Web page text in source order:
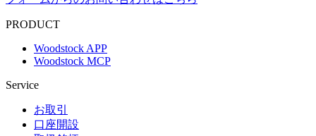
PRODUCT
Woodstock APP
Woodstock MCP
Service
お取引
口座開設